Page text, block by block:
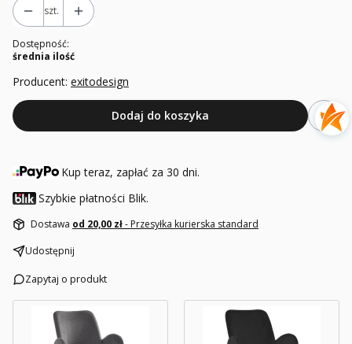
szt.
Dostępność:
średnia ilość
Producent: exitodesign
Dodaj do koszyka
Kup teraz, zapłać za 30 dni.
Szybkie płatności Blik.
Dostawa od 20,00 zł- Przesyłka kurierska standard
Udostępnij
Zapytaj o produkt